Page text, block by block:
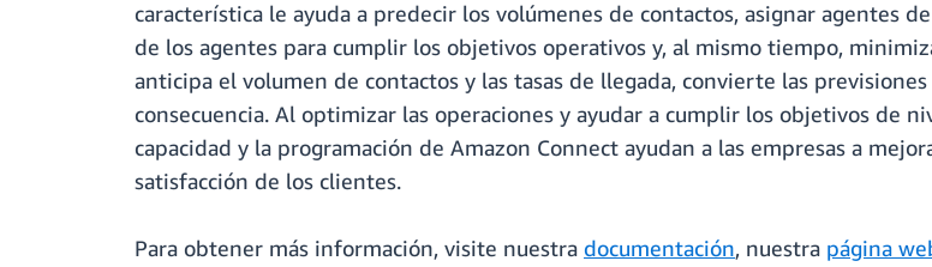
característica le ayuda a predecir los volúmenes de contactos, asignar agentes
de los agentes para cumplir los objetivos operativos y, al mismo tiempo,
anticipa el volumen de contactos y las tasas de llegada, convierte las
consecuencia. Al optimizar las operaciones y ayudar a cumplir los objetivos de
capacidad y la programación de Amazon Connect ayudan a las empresas a
satisfacción de los clientes.
Para obtener más información, visite nuestra documentación, nuestra página